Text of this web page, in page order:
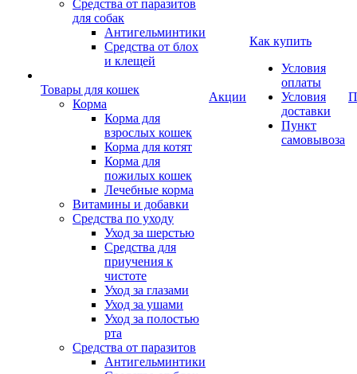
Средства от паразитов
для собак
Антигельминтики
Средства от блох
и клещей
Товары для кошек
Корма
Корма для
взрослых кошек
Корма для котят
Корма для
пожилых кошек
Лечебные корма
Витамины и добавки
Средства по уходу
Уход за шерстью
Средства для
приучения к
чистоте
Уход за глазами
Уход за ушами
Уход за полостью
рта
Средства от паразитов
Антигельминтики
Акции
Как купить
Условия
оплаты
Условия
доставки
Пункт
самовывоза